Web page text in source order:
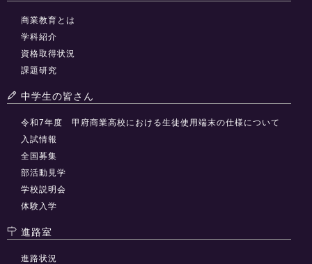
商業教育とは
学科紹介
資格取得状況
課題研究
中学生の皆さん
令和7年度 甲府商業高校における生徒使用端末の仕様について
入試情報
全国募集
部活動見学
学校説明会
体験入学
進路室
進路状況